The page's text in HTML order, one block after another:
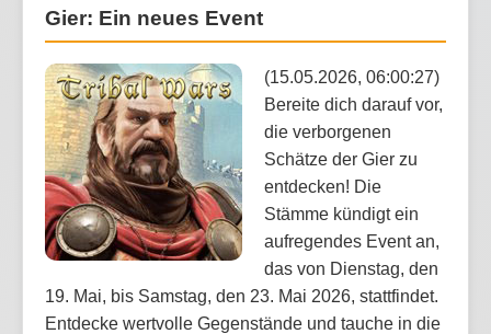
Gier: Ein neues Event
(15.05.2026, 06:00:27)
Bereite dich darauf vor,
die verborgenen
Schätze der Gier zu
entdecken! Die
Stämme kündigt ein
aufregendes Event an,
das von Dienstag, den
19. Mai, bis Samstag, den 23. Mai 2026, stattfindet.
Entdecke wertvolle Gegenstände und tauche in die